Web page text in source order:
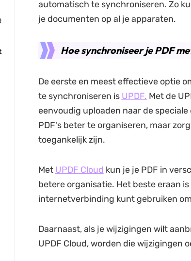
automatisch te synchroniseren. Zo
je documenten op al je apparaten.
Hoe synchroniseer je PDF
De eerste en meest effectieve optie
te synchroniseren is UPDF. Met de
eenvoudig uploaden naar de
PDF's beter te organiseren, maar
toegankelijk zijn.
Met UPDF Cloud kun je je PDF in
betere organisatie. Het beste eraan
internetverbinding kunt gebruiken
Daarnaast, als je wijzigingen wilt
UPDF Cloud, worden die wijzigingen